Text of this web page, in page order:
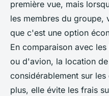
première vue, mais
les membres du groupe,
que c'est une option
En comparaison avec
ou d'avion, la location
considérablement sur
plus, elle évite les frais